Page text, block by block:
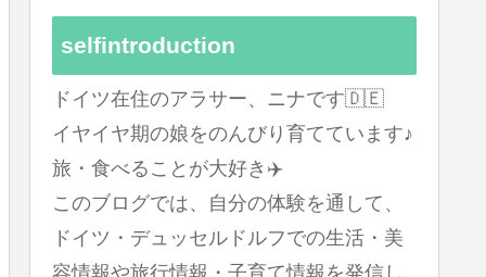
selfintroduction
ドイツ在住のアラサー、ニナです🇩🇪
イヤイヤ期の娘をのんびり育てています♪
旅・食べることが大好き✈️
このブログでは、自分の体験を通して、
ドイツ・デュッセルドルフでの生活・美
容情報や旅行情報・子育て情報を発信し